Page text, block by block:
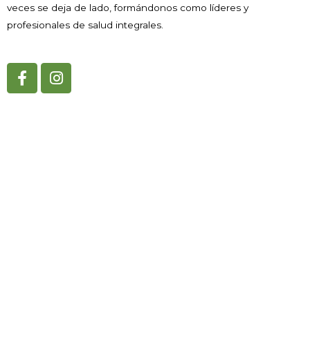
veces se deja de lado, formándonos como líderes y
profesionales de salud integrales.